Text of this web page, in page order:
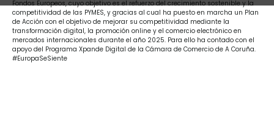
Fondos Europeos, cuyo objetivo es el refuerzo del crecimiento sostenible y la
competitividad de las PYMES, y gracias al cual ha puesto en marcha un Plan
de Acción con el objetivo de mejorar su competitividad mediante la
transformación digital, la promoción online y el comercio electrónico en
mercados internacionales durante el año 2025. Para ello ha contado con el
apoyo del Programa Xpande Digital de la Cámara de Comercio de A Coruña.
#EuropaSeSiente